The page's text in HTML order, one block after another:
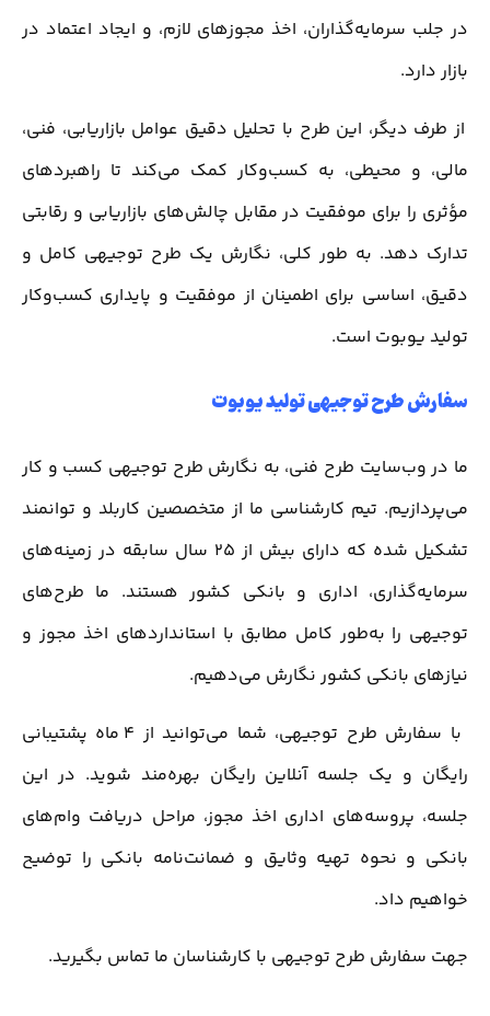
در جلب سرمایه‌گذاران، اخذ مجوزهای لازم، و ایجاد اعتماد در
بازار دارد.
از طرف دیگر، این طرح با تحلیل دقیق عوامل بازاریابی، فنی،
مالی، و محیطی، به کسب‌وکار کمک می‌کند تا راهبردهای
مؤثری را برای موفقیت در مقابل چالش‌های بازاریابی و رقابتی
تدارک دهد. به طور کلی، نگارش یک طرح توجیهی کامل و
دقیق، اساسی برای اطمینان از موفقیت و پایداری کسب‌وکار
تولید یوبوت است.
سفارش طرح توجیهی تولید یوبوت
ما در وب‌سایت طرح فنی، به نگارش طرح توجیهی کسب و کار
می‌پردازیم. تیم کارشناسی ما از متخصصین کاربلد و توانمند
تشکیل شده که دارای بیش از 25 سال سابقه در زمینه‌های
سرمایه‌گذاری، اداری و بانکی کشور هستند. ما طرح‌های
توجیهی را به‌طور کامل مطابق با استانداردهای اخذ مجوز و
نیازهای بانکی کشور نگارش می‌دهیم.
با سفارش طرح توجیهی، شما می‌توانید از 4 ماه پشتیبانی
رایگان و یک جلسه آنلاین رایگان بهره‌مند شوید. در این
جلسه، پروسه‌های اداری اخذ مجوز، مراحل دریافت وام‌های
بانکی و نحوه تهیه وثایق و ضمانت‌نامه بانکی را توضیح
خواهیم داد.
جهت سفارش طرح توجیهی با کارشناسان ما تماس بگیرید.